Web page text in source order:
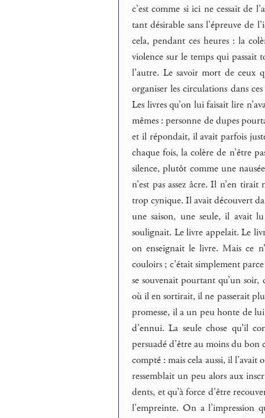
c’est comme si ici ne cessait de
tant désirable sans l’épreuve de
cela, pendant ces heures : la
violence sur le temps qui passait
l’autre. Le savoir mort de ceux
organiser les circulations dans
Les livres qu’on lui faisait lire
mêmes : personne de dupes
et il répondait, il avait parfois
chaque fois, la colère de n’être
silence, plutôt comme une
n’est pas assez âcre. Il n’en
trop cynique. Il avait découvert
une saison, une seule, il avait
soulignait. Le livre appelait. Le
on enseignait le livre. Mais ce
couloirs ; c’était simplement
se souvenait pourtant qu’un soir,
où il en sortirait, il ne passerait
promesse, il a un peu honte de
d’ennui. La seule chose qu’il
persuadé d’être au moins du bon
compté : mais cela aussi, il
ressemblait un peu alors aux
dents, et qu’à force d’être
l’empreinte. On a